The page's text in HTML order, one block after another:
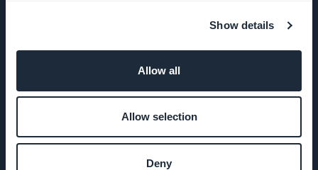
Show details
Allow all
Allow selection
Deny
T&C
Politica della